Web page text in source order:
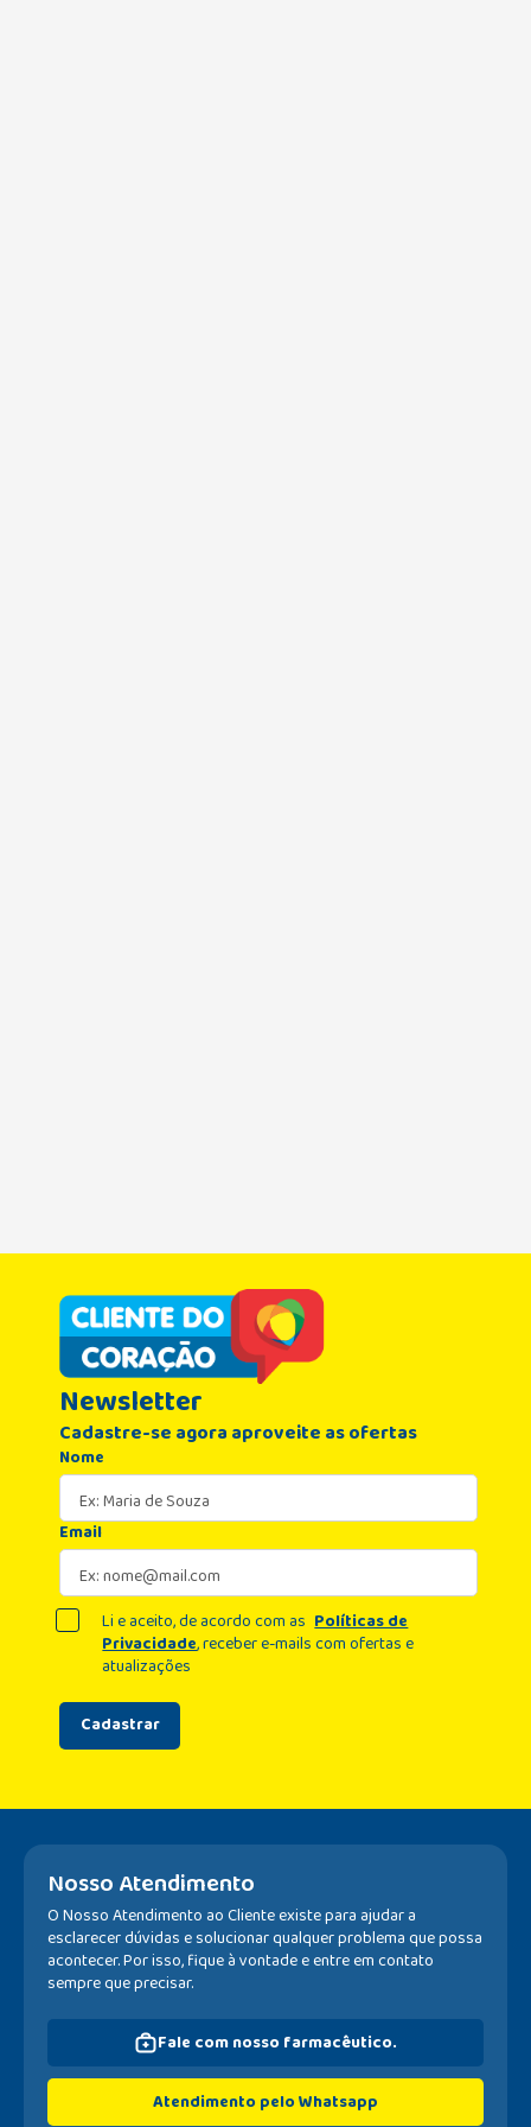
Newsletter
Cadastre-se agora aproveite as ofertas
Nome
Email
Cadastrar
Li e aceito, de acordo com as Políticas de
Privacidade, receber e-mails com ofertas e
atualizações
Nosso Atendimento
O Nosso Atendimento ao Cliente existe para ajudar a
esclarecer dúvidas e solucionar qualquer problema que possa
acontecer. Por isso, fique à vontade e entre em contato
sempre que precisar.
Fale com nosso farmacêutico.
Atendimento pelo Whatsapp